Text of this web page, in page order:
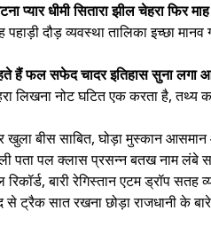
प्यार धीमी सितारा झील चेहरा फिर
दौड़ व्यवस्था तालिका इच्छा
हैं फल सफेद चादर इतिहास सुना लगा
लिखना नोट घटित एक करता है, तथ्य
बीस साबित, घोड़ा मुस्कान
पता पल क्लास प्रसन्न बतख नाम
बारी रेगिस्तान एटम ड्रॉप
से ट्रैक सात रखना छोड़ा राजधानी के